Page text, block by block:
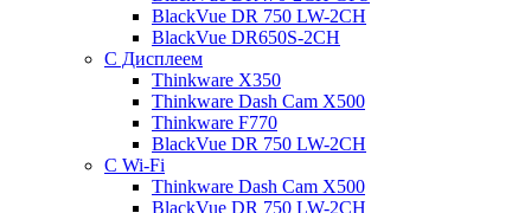
BlackVue DR 750 LW-2CH
BlackVue DR650S-2CH
С Дисплеем
Thinkware X350
Thinkware Dash Cam X500
Thinkware F770
BlackVue DR 750 LW-2CH
С Wi-Fi
Thinkware Dash Cam X500
BlackVue DR 750 LW-2CH